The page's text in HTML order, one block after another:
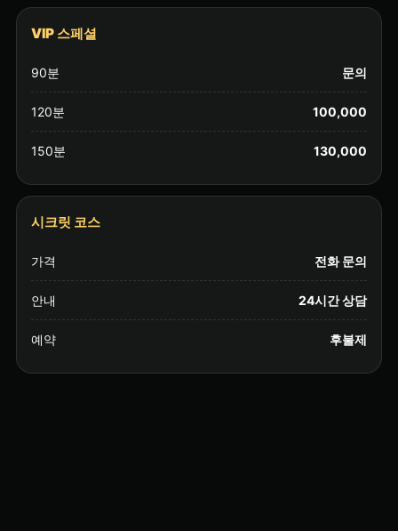
VIP 스페셜
90분 문의
120분 100,000
150분 130,000
시크릿 코스
가격 전화 문의
안내 24시간 상담
예약 후불제